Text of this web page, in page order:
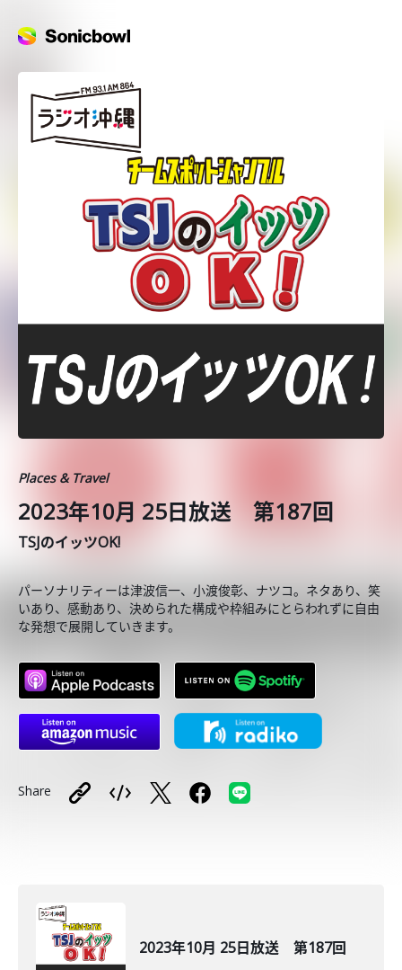
Places & Travel
2023年10月 25日放送 第187回
TSJのイッツOK!
パーソナリティーは津波信一、小渡俊彰、ナツコ。ネタあり、笑
いあり、感動あり、決められた構成や枠組みにとらわれずに自由
な発想で展開していきます。
Share
2023年10月 25日放送 第187回